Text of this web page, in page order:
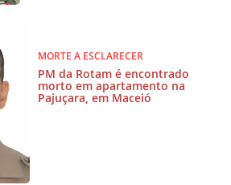
MORTE A ESCLARECER
PM da Rotam é encontrado
morto em apartamento na
Pajuçara, em Maceió